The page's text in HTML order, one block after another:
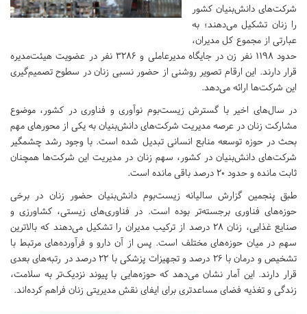
شرکت‌های دانش‌بنیان کشور
را زنان تشکیل می‌دهند؛ به
عبارتی از مجموع کل مدیران،
حدود ۱۱۹۸ نفر زن در جایگاه مدیرعاملی و ۳۲۸۶ نفر در عضویت هیئت‌مدیره
قرار دارند. این ارقام تصویر روشنی از حضور نسبی زنان در سطوح تصمیم‌گیری
این شرکت‌ها ارائه می‌دهد.
در سال‌های اخیر با گسترش زیست‌بوم نوآوری و فناوری در کشور، موضوع
مشارکت زنان در عرصه مدیریت شرکت‌های دانش‌بنیان به یکی از محورهای مهم
بحث در حوزه توسعه منابع انسانی تبدیل شده است. با وجود رشد چشمگیر
شرکت‌های دانش‌بنیان در کشور، سهم زنان در مدیریت این شرکت‌ها همچنان
ثابت مانده و حدود ۲۰ درصد باقی مانده است.
طبق پنجمین گزارش سالیانه زیست‌بوم دانش‌بنیان حضور زنان در برخی
حوزه‌های فناوری برجسته‌تر بوده است. در فناوری‌های زیستی، کشاورزی و
صنایع غذایی، زنان ۲۸ درصد از ترکیب مدیران را تشکیل می‌دهند که بالاترین
سهم در میان حوزه‌های مختلف است. پس از آن دارو و فرآورده‌های مرتبط با
تشخیص و درمان با ۲۶ درصد و تجهیزات پزشکی با ۲۲ درصد در رتبه‌های بعدی
قرار دارند. این آمار نشان می‌دهد که حوزه‌هایی با پیوند نزدیک‌تر به سلامت،
زندگی و تغذیه فضای مساعدتری برای ایفای نقش مدیریتی زنان فراهم کرده‌اند.